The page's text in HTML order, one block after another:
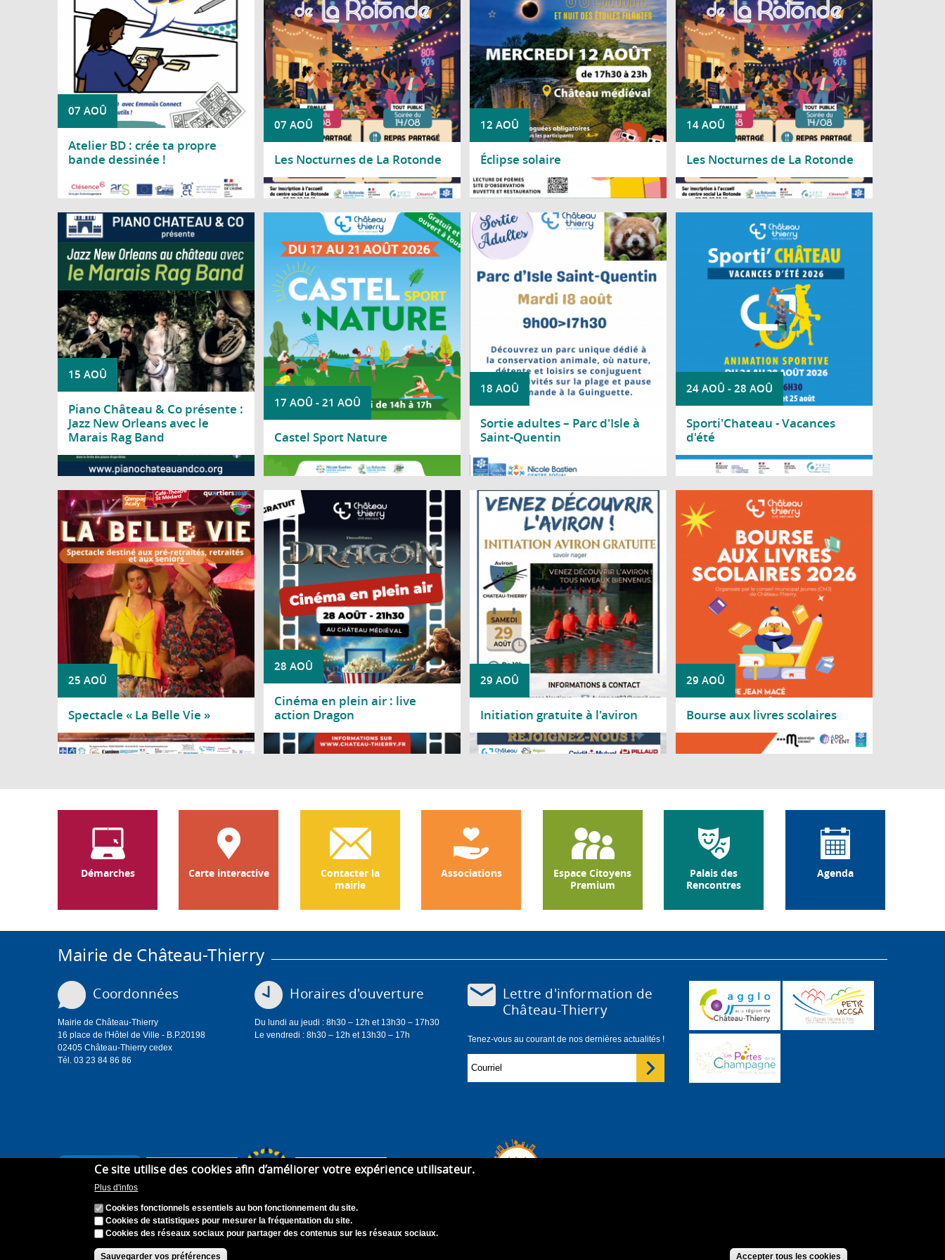
07 AOÛ
Atelier BD : crée ta propre
bande dessinée !
07 AOÛ
Les Nocturnes de La Rotonde
Lire la suite
12 AOÛ
Éclipse solaire
de 90 % du Soleil sera occulté par la Lune,
offrant un spectacle rare et fascinant.
Lire la suite
14 AOÛ
Les Nocturnes de La Rotonde
Lire la suite
15 AOÛ
Piano Château & Co présente :
Jazz New Orleans avec le
Marais Rag Band
Piano Château & Co vous invite à découvrir
le Marais Rag Band pour un concert
consacré au jazz traditionnel de La
Nouvelle-Orléans.
Lire la suite
17 AOÛ -21 AOÛ
Castel Sport Nature
Du 17 au 21 août 2026, le parc Saint-
Joseph accueille la deuxième édition de
Castel Sport Nature.
Lire la suite
18 AOÛ
Sortie adultes – Parc d'Isle à
Saint-Quentin
Le Centre social Nicole Bastien vous
propose une sortie au Parc d'Isle, à Saint-
Quentin, le mardi 18 août, de 9 h à 17 h 30.
24 AOÛ -28 AOÛ
Sporti'Chateau - Vacances
d'été
À chaque période de vacances scolaires, la
Ville de Château-Thierry invite les jeunes à
découvrir durant deux jours une multitude
d'activités sportives dans le cadre de
Sporti'Château.
Lire la suite
25 AOÛ
Spectacle « La Belle Vie »
Le Centre social Nicole Bastien vous invite
à découvrir « La Belle Vie », un spectacle
de la Compagnie Acaly, spécialement
proposé aux pré-retraités, retraités et
seniors.
Lire la suite
28 AOÛ
Cinéma en plein air : live
action Dragon
Le château médiéval se transforme en
salle de cinéma à ciel ouvert le temps
d'une soirée estivale, le vendredi 28 août
à 21h30, au château médiéval
Lire la suite
29 AOÛ
Initiation gratuite à l'aviron
Le Club d'aviron de Château-Thierry vous
propose une journée d'initiation gratuite le
samedi 29 août 2026, de 10h à 18h, au
gymnase nautique, situé bords de Marne,
avenue d'Essômes à Château-Thierry.
Lire la suite
29 AOÛ
Bourse aux livres scolaires
Le Conseil Municipal Jeunes de Château-
Thierry organise une bourse aux livres
scolaires à destination des lycéens.
Lire la suite
Démarches Carte interactive
Contacter la
mairie
Associations
Espace Citoyens
Premium
Palais des
Rencontres
Agenda
Mairie de Château-Thierry
Coordonnées
Mairie de Château-Thierry
16 place de l'Hôtel de Ville - B.P.20198
02405 Château-Thierry cedex
Tél. 03 23 84 86 86
Horaires d'ouverture
Du lundi au jeudi : 8h30 – 12h et 13h30 – 17h30
Le vendredi : 8h30 – 12h et 13h30 – 17h
Lettre d'information de
Château-Thierry
Tenez-vous au courant de nos dernières actualités !
Plan du site Recrutement
Ce site utilise des cookies afin d’améliorer votre expérience utilisateur.
Plus d'infos
Cookies fonctionnels essentiels au bon fonctionnement du site.
Cookies de statistiques pour mesurer la fréquentation du site.
Cookies des réseaux sociaux pour partager des contenus sur les réseaux sociaux.
Sauvegarder vos préférences Accepter tous les cookies